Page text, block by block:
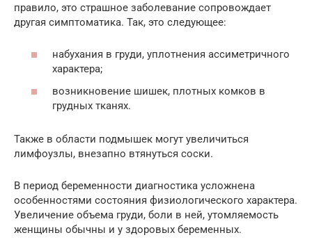
правило, это страшное заболевание сопровождает
другая симптоматика. Так, это следующее:
набухания в груди, уплотнения ассиметричного
характера;
возникновение шишек, плотных комков в
грудных тканях.
Также в области подмышек могут увеличиться
лимфоузлы, внезапно втянуться соски.
В период беременности диагностика усложнена
особенностями состояния физиологического характера.
Увеличение объема груди, боли в ней, утомляемость
женщины обычны и у здоровых беременных.